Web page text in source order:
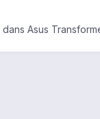
dans Asus